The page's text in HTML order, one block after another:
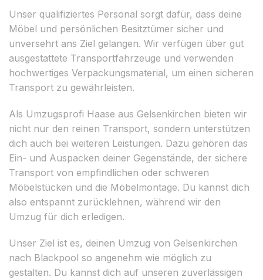
Unser qualifiziertes Personal sorgt dafür, dass deine
Möbel und persönlichen Besitztümer sicher und
unversehrt ans Ziel gelangen. Wir verfügen über gut
ausgestattete Transportfahrzeuge und verwenden
hochwertiges Verpackungsmaterial, um einen sicheren
Transport zu gewährleisten.
Als Umzugsprofi Haase aus Gelsenkirchen bieten wir
nicht nur den reinen Transport, sondern unterstützen
dich auch bei weiteren Leistungen. Dazu gehören das
Ein- und Auspacken deiner Gegenstände, der sichere
Transport von empfindlichen oder schweren
Möbelstücken und die Möbelmontage. Du kannst dich
also entspannt zurücklehnen, während wir den
Umzug für dich erledigen.
Unser Ziel ist es, deinen Umzug von Gelsenkirchen
nach Blackpool so angenehm wie möglich zu
gestalten. Du kannst dich auf unseren zuverlässigen